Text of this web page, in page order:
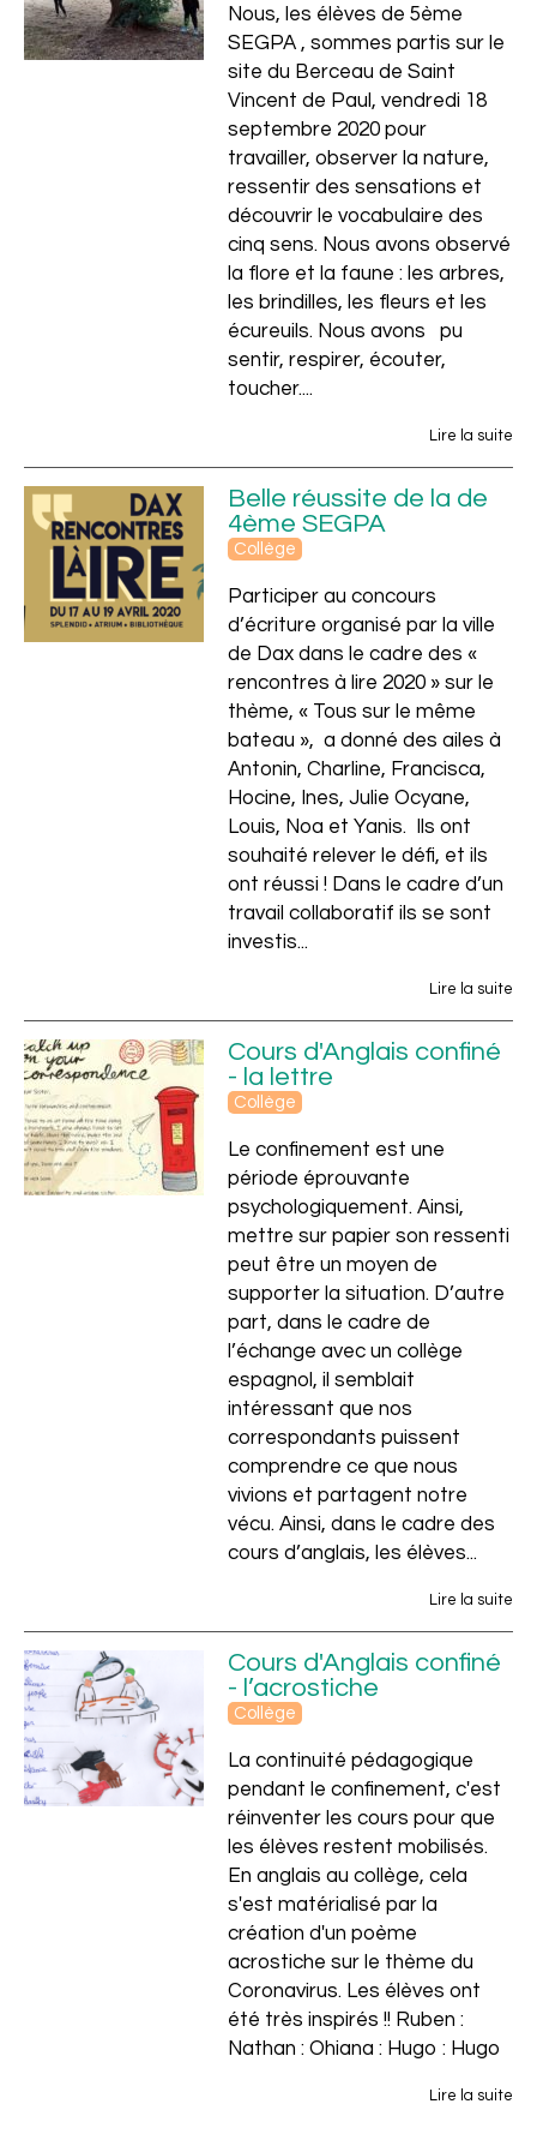
Nous, les élèves de 5ème
SEGPA , sommes partis sur le
site du Berceau de Saint
Vincent de Paul, vendredi 18
septembre 2020 pour
travailler, observer la nature,
ressentir des sensations et
découvrir le vocabulaire des
cinq sens. Nous avons observé
la flore et la faune : les arbres,
les brindilles, les fleurs et les
écureuils. Nous avons pu
sentir, respirer, écouter,
toucher....
Lire la suite
Belle réussite de la de
4ème SEGPA
Collège
Participer au concours
d’écriture organisé par la ville
de Dax dans le cadre des «
rencontres à lire 2020 » sur le
thème, « Tous sur le même
bateau », a donné des ailes à
Antonin, Charline, Francisca,
Hocine, Ines, Julie Ocyane,
Louis, Noa et Yanis. Ils ont
souhaité relever le défi, et ils
ont réussi ! Dans le cadre d’un
travail collaboratif ils se sont
investis...
Lire la suite
Cours d'Anglais confiné
- la lettre
Collège
Le confinement est une
période éprouvante
psychologiquement. Ainsi,
mettre sur papier son ressenti
peut être un moyen de
supporter la situation. D’autre
part, dans le cadre de
l’échange avec un collège
espagnol, il semblait
intéressant que nos
correspondants puissent
comprendre ce que nous
vivions et partagent notre
vécu. Ainsi, dans le cadre des
cours d’anglais, les élèves...
Lire la suite
Cours d'Anglais confiné
- l’acrostiche
Collège
La continuité pédagogique
pendant le confinement, c'est
réinventer les cours pour que
les élèves restent mobilisés.
En anglais au collège, cela
s'est matérialisé par la
création d'un poème
acrostiche sur le thème du
Coronavirus. Les élèves ont
été très inspirés !! Ruben :
Nathan : Ohiana : Hugo : Hugo
Lire la suite